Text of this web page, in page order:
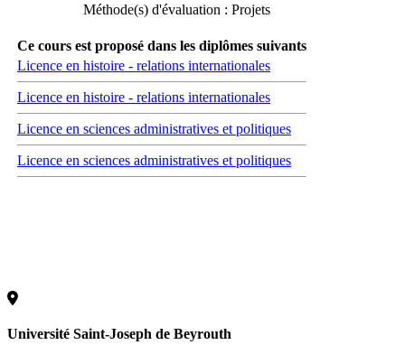
Méthode(s) d'évaluation : Projets
Ce cours est proposé dans les diplômes suivants
Licence en histoire - relations internationales
Licence en histoire - relations internationales
Licence en sciences administratives et politiques
Licence en sciences administratives et politiques
Université Saint-Joseph de Beyrouth